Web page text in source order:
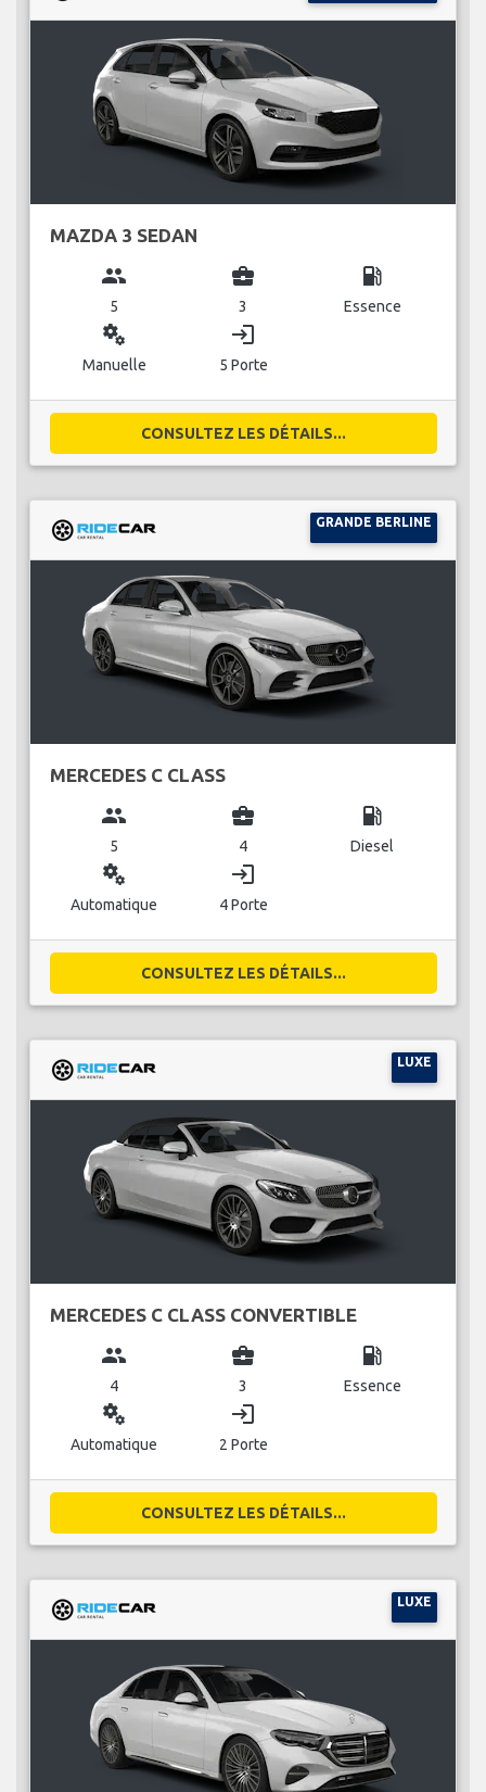
MAZDA 3 SEDAN
group
5
business_center
3
local_gas_station
Essence
miscellaneous_services
Manuelle
login
5 Porte
CONSULTEZ LES DÉTAILS...
GRANDE BERLINE
MERCEDES C CLASS
group
5
business_center
4
local_gas_station
Diesel
miscellaneous_services
Automatique
login
4 Porte
CONSULTEZ LES DÉTAILS...
LUXE
MERCEDES C CLASS CONVERTIBLE
group
4
business_center
3
local_gas_station
Essence
miscellaneous_services
Automatique
login
2 Porte
CONSULTEZ LES DÉTAILS...
LUXE